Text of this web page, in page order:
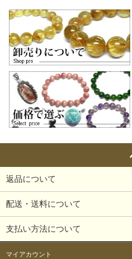
返品について
配送・送料について
支払い方法について
マイアカウント